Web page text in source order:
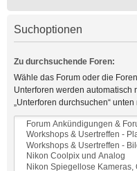
Suchoptionen
Zu durchsuchende Foren:
Wähle das Forum oder die
Unterforen werden automatisch
„Unterforen durchsuchen“